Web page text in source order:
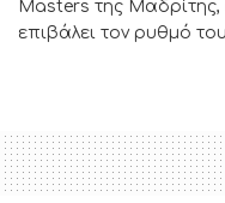
Masters της
επιβάλει τον ρυθμό